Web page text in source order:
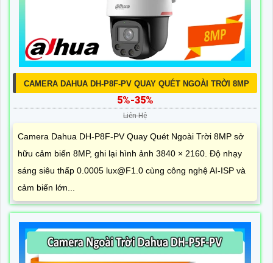
CAMERA DAHUA DH-P8F-PV QUAY QUÉT NGOÀI TRỜI 8MP
5%-35%
Liên Hệ
Camera Dahua DH-P8F-PV Quay Quét Ngoài Trời 8MP sở
hữu cảm biến 8MP, ghi lại hình ảnh 3840 × 2160. Độ nhạy
sáng siêu thấp 0.0005 lux@F1.0 cùng công nghệ AI-ISP và
cảm biến lớn...